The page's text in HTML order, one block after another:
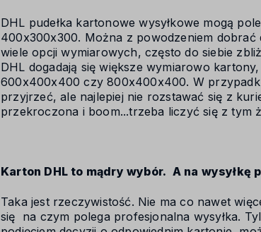
DHL pudełka kartonowe wysyłkowe mogą
400x300x300. Można z powodzeniem dobrać
wiele opcji wymiarowych, często do siebie
DHL dogadają się większe wymiarowo
600x400x400 czy 800x400x400. W
przyjrzeć, ale najlepiej nie rozstawać się z
przekroczona i boom...trzeba liczyć się z tym
Karton DHL to mądry wybór. A na wysyłkę
Taka jest rzeczywistość. Nie ma co nawet
się na czym polega profesjonalna wysyłka.